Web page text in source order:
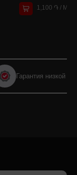
1,100 ֏ /
Гарантия низкой